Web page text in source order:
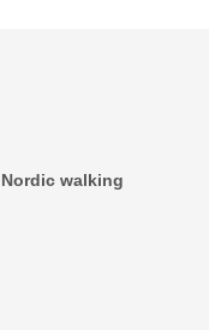
Nordic walking